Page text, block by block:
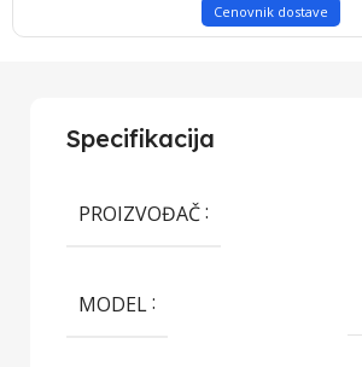
Cenovnik dostave
Specifikacija
PROIZVOĐAČ
MODEL